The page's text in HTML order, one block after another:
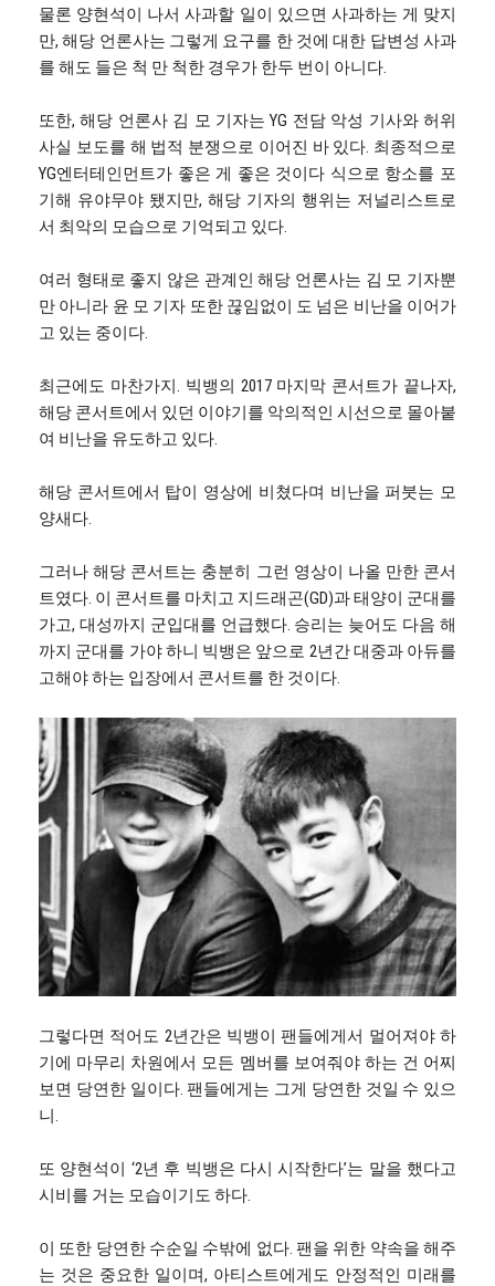
물론 양현석이 나서 사과할 일이 있으면 사과하는 게 맞지
만, 해당 언론사는 그렇게 요구를 한 것에 대한 답변성 사과
를 해도 들은 척 만 척한 경우가 한두 번이 아니다.
또한, 해당 언론사 김 모 기자는 YG 전담 악성 기사와 허위
사실 보도를 해 법적 분쟁으로 이어진 바 있다. 최종적으로
YG엔터테인먼트가 좋은 게 좋은 것이다 식으로 항소를 포
기해 유야무야 됐지만, 해당 기자의 행위는 저널리스트로
서 최악의 모습으로 기억되고 있다.
여러 형태로 좋지 않은 관계인 해당 언론사는 김 모 기자뿐
만 아니라 윤 모 기자 또한 끊임없이 도 넘은 비난을 이어가
고 있는 중이다.
최근에도 마찬가지. 빅뱅의 2017 마지막 콘서트가 끝나자,
해당 콘서트에서 있던 이야기를 악의적인 시선으로 몰아붙
여 비난을 유도하고 있다.
해당 콘서트에서 탑이 영상에 비쳤다며 비난을 퍼붓는 모
양새다.
그러나 해당 콘서트는 충분히 그런 영상이 나올 만한 콘서
트였다. 이 콘서트를 마치고 지드래곤(GD)과 태양이 군대를
가고, 대성까지 군입대를 언급했다. 승리는 늦어도 다음 해
까지 군대를 가야 하니 빅뱅은 앞으로 2년간 대중과 아듀를
고해야 하는 입장에서 콘서트를 한 것이다.
그렇다면 적어도 2년간은 빅뱅이 팬들에게서 멀어져야 하
기에 마무리 차원에서 모든 멤버를 보여줘야 하는 건 어찌
보면 당연한 일이다. 팬들에게는 그게 당연한 것일 수 있으
니.
또 양현석이 ‘2년 후 빅뱅은 다시 시작한다’는 말을 했다고
시비를 거는 모습이기도 하다.
이 또한 당연한 수순일 수밖에 없다. 팬을 위한 약속을 해주
는 것은 중요한 일이며, 아티스트에게도 안정적인 미래를